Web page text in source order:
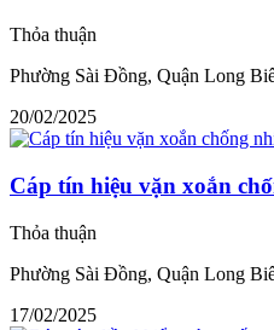
Thỏa thuận
Phường Sài Đồng, Quận Long
20/02/2025
Cáp tín hiệu vặn xoắn
Thỏa thuận
Phường Sài Đồng, Quận Long
17/02/2025